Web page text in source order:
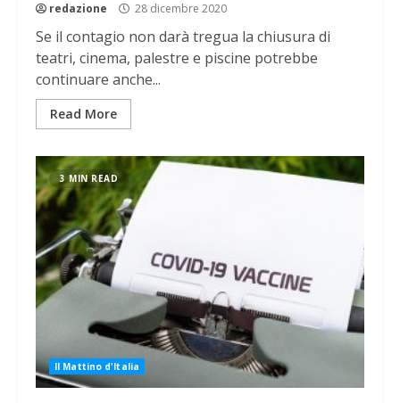
redazione 28 dicembre 2020
Se il contagio non darà tregua la chiusura di
teatri, cinema, palestre e piscine potrebbe
continuare anche...
Read More
3 MIN READ
Il Mattino d'Italia